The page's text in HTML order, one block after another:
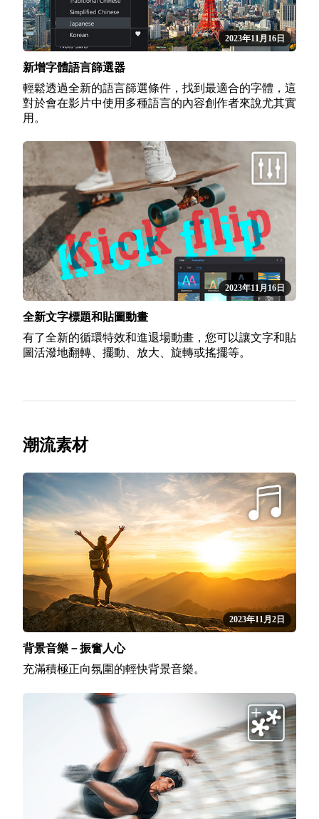
2023年11月16日
新增字體語言篩選器
輕鬆透過全新的語言篩選條件，找到最適合的字體，這
對於會在影片中使用多種語言的內容創作者來說尤其實
用。
2023年11月16日
全新文字標題和貼圖動畫
有了全新的循環特效和進退場動畫，您可以讓文字和貼
圖活潑地翻轉、擺動、放大、旋轉或搖擺等。
潮流素材
2023年11月2日
背景音樂－振奮人心
充滿積極正向氛圍的輕快背景音樂。